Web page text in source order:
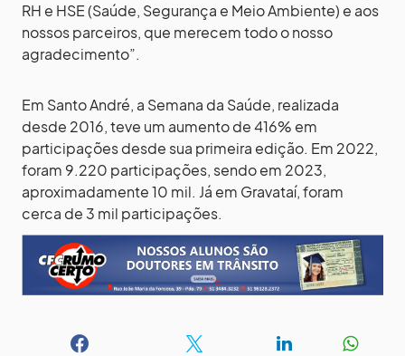
RH e HSE (Saúde, Segurança e Meio Ambiente) e aos
nossos parceiros, que merecem todo o nosso
agradecimento”.
Em Santo André, a Semana da Saúde, realizada
desde 2016, teve um aumento de 416% em
participações desde sua primeira edição. Em 2022,
foram 9.220 participações, sendo em 2023,
aproximadamente 10 mil. Já em Gravataí, foram
cerca de 3 mil participações.